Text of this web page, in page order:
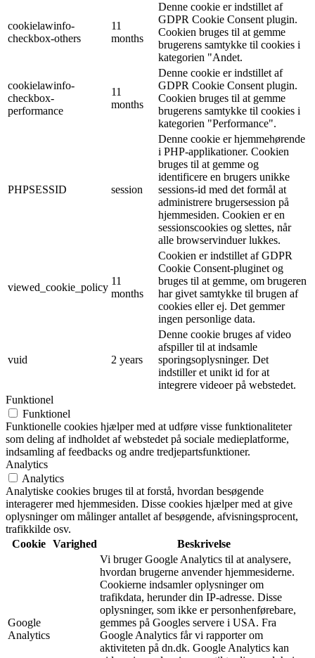
cookielawinfo-
checkbox-others
11
months
Denne cookie er indstillet af
GDPR Cookie Consent plugin.
Cookien bruges til at gemme
brugerens samtykke til cookies i
kategorien "Andet.
cookielawinfo-
checkbox-
performance
11
months
Denne cookie er indstillet af
GDPR Cookie Consent plugin.
Cookien bruges til at gemme
brugerens samtykke til cookies i
kategorien "Performance".
PHPSESSID session
Denne cookie er hjemmehørende
i PHP-applikationer. Cookien
bruges til at gemme og
identificere en brugers unikke
sessions-id med det formål at
administrere brugersession på
hjemmesiden. Cookien er en
sessionscookies og slettes, når
alle browservinduer lukkes.
viewed_cookie_policy
11
months
Cookien er indstillet af GDPR
Cookie Consent-pluginet og
bruges til at gemme, om brugeren
har givet samtykke til brugen af
cookies eller ej. Det gemmer
ingen personlige data.
vuid 2 years
Denne cookie bruges af video
afspiller til at indsamle
sporingsoplysninger. Det
indstiller et unikt id for at
integrere videoer på webstedet.
Funktionel
Funktionel
Funktionelle cookies hjælper med at udføre visse funktionaliteter
som deling af indholdet af webstedet på sociale medieplatforme,
indsamling af feedbacks og andre tredjepartsfunktioner.
Analytics
Analytics
Analytiske cookies bruges til at forstå, hvordan besøgende
interagerer med hjemmesiden. Disse cookies hjælper med at give
oplysninger om målinger antallet af besøgende, afvisningsprocent,
trafikkilde osv.
Cookie Varighed Beskrivelse
Google
Analytics
Vi bruger Google Analytics til at analysere,
hvordan brugerne anvender hjemmesiderne.
Cookierne indsamler oplysninger om
trafikdata, herunder din IP-adresse. Disse
oplysninger, som ikke er personhenførebare,
gemmes på Googles servere i USA. Fra
Google Analytics får vi rapporter om
aktiviteten på dn.dk. Google Analytics kan